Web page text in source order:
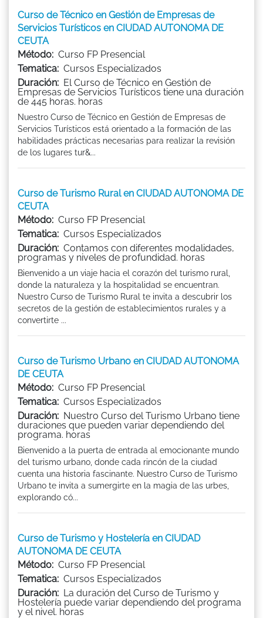
Curso de Técnico en Gestión de Empresas de
Servicios Turísticos en CIUDAD AUTONOMA DE
CEUTA
Método: Curso FP Presencial
Tematica: Cursos Especializados
Duración: El Curso de Técnico en Gestión de
Empresas de Servicios Turísticos tiene una duración
de 445 horas. horas
Nuestro Curso de Técnico en Gestión de Empresas de
Servicios Turísticos está orientado a la formación de las
habilidades prácticas necesarias para realizar la revisión
de los lugares tur&...
Curso de Turismo Rural en CIUDAD AUTONOMA DE
CEUTA
Método: Curso FP Presencial
Tematica: Cursos Especializados
Duración: Contamos con diferentes modalidades,
programas y niveles de profundidad. horas
Bienvenido a un viaje hacia el corazón del turismo rural,
donde la naturaleza y la hospitalidad se encuentran.
Nuestro Curso de Turismo Rural te invita a descubrir los
secretos de la gestión de establecimientos rurales y a
convertirte ...
Curso de Turismo Urbano en CIUDAD AUTONOMA
DE CEUTA
Método: Curso FP Presencial
Tematica: Cursos Especializados
Duración: Nuestro Curso del Turismo Urbano tiene
duraciones que pueden variar dependiendo del
programa. horas
Bienvenido a la puerta de entrada al emocionante mundo
del turismo urbano, donde cada rincón de la ciudad
cuenta una historia fascinante. Nuestro Curso de Turismo
Urbano te invita a sumergirte en la magia de las urbes,
explorando có...
Curso de Turismo y Hostelería en CIUDAD
AUTONOMA DE CEUTA
Método: Curso FP Presencial
Tematica: Cursos Especializados
Duración: La duración del Curso de Turismo y
Hostelería puede variar dependiendo del programa
y el nivel. horas